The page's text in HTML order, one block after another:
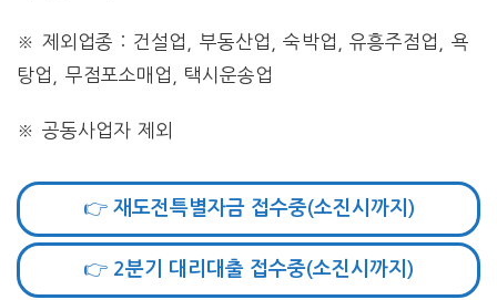
※ 제외업종 : 건설업, 부동산업, 숙박업, 유흥주점업, 욕
탕업, 무점포소매업, 택시운송업
※ 공동사업자 제외
👉 재도전특별자금 접수중(소진시까지)
👉 2분기 대리대출 접수중(소진시까지)